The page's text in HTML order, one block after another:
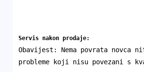
Servis nakon prodaje:
Obavijest: Nema povrata novca
probleme koji nisu povezani s